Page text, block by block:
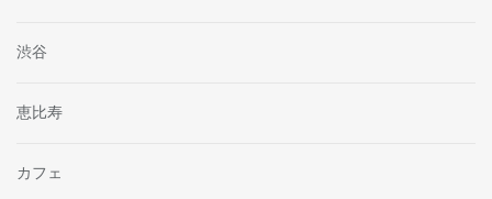
渋谷
恵比寿
カフェ